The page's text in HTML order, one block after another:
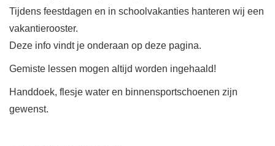
Tijdens feestdagen en in schoolvakanties hanteren wij een
vakantierooster.
Deze info vindt je onderaan op deze pagina.
Gemiste lessen mogen altijd worden ingehaald!
Handdoek, flesje water en binnensportschoenen zijn
gewenst.